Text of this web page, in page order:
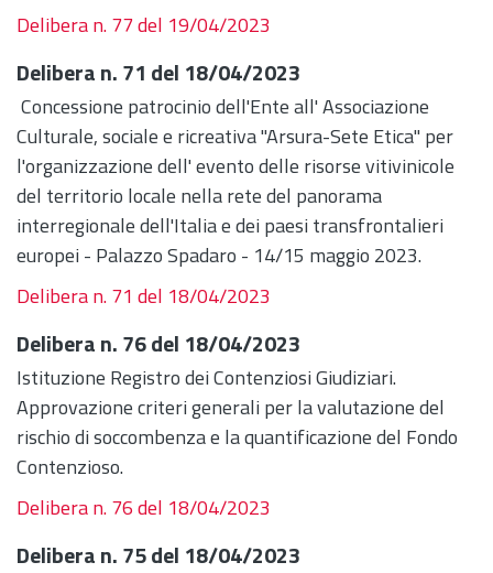
Delibera n. 77 del 19/04/2023
Delibera n. 71 del 18/04/2023
Concessione patrocinio dell'Ente all' Associazione
Culturale, sociale e ricreativa "Arsura-Sete Etica" per
l'organizzazione dell' evento delle risorse vitivinicole
del territorio locale nella rete del panorama
interregionale dell'Italia e dei paesi transfrontalieri
europei - Palazzo Spadaro - 14/15 maggio 2023.
Delibera n. 71 del 18/04/2023
Delibera n. 76 del 18/04/2023
Istituzione Registro dei Contenziosi Giudiziari.
Approvazione criteri generali per la valutazione del
rischio di soccombenza e la quantificazione del Fondo
Contenzioso.
Delibera n. 76 del 18/04/2023
Delibera n. 75 del 18/04/2023